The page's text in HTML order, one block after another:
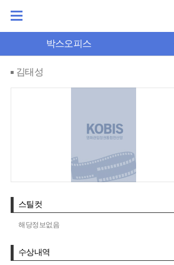
박스오피스
김태성
스틸컷
해당정보없음
수상내역